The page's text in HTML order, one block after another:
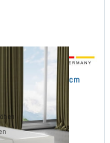
Matratze 160x200 cm